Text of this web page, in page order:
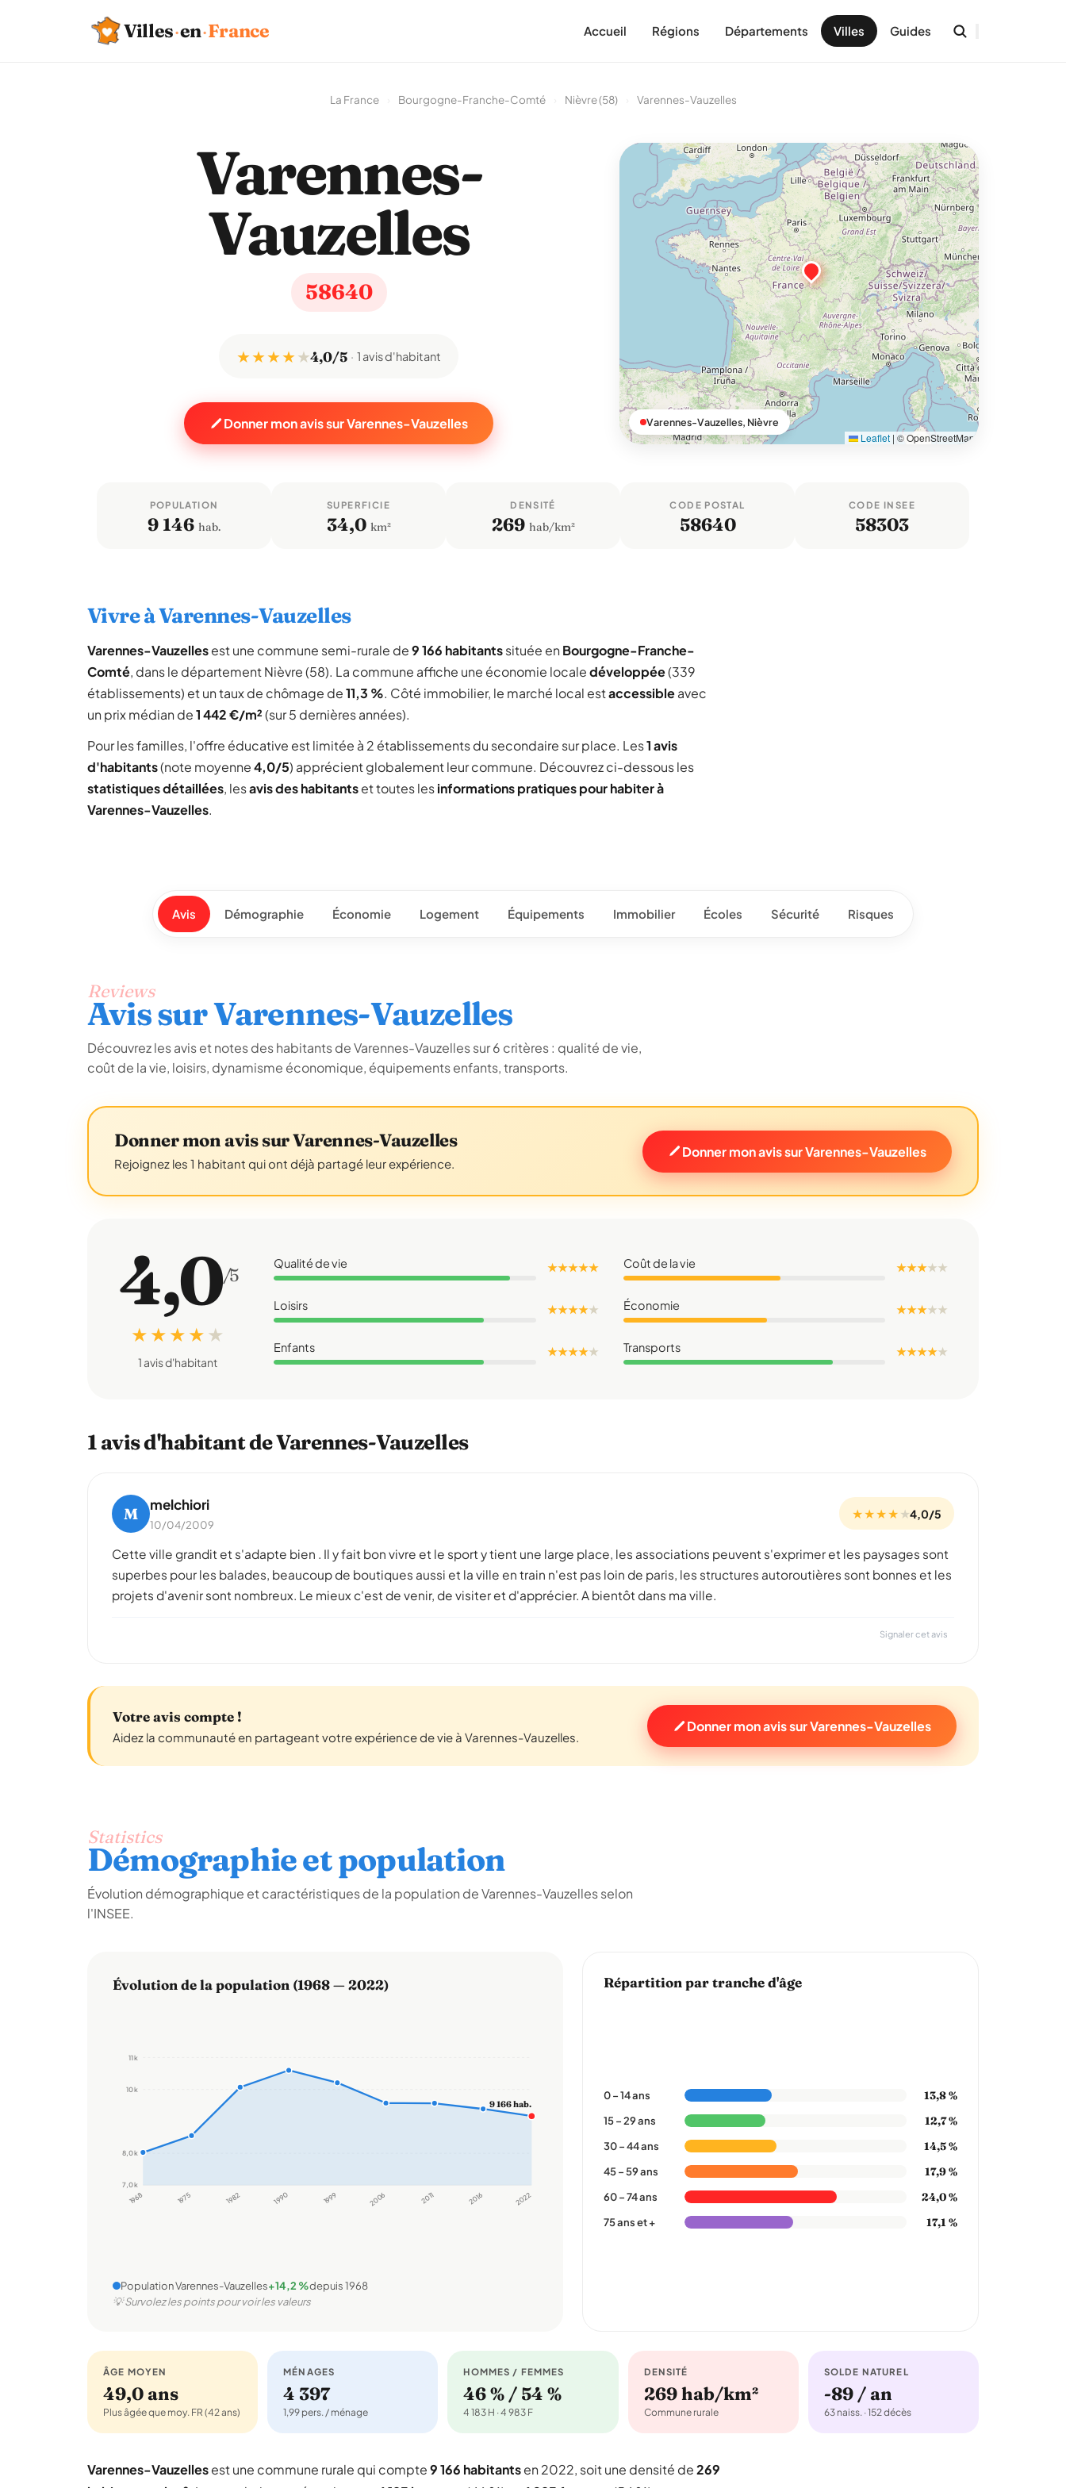
Villes·en·France Accueil Régions Départements Villes Guides
La France Bourgogne-Franche-Comté Nièvre (58) Varennes-Vauzelles
Varennes-
Vauzelles
58640
★ ★ ★ ★★4,0/5 1 avis d'habitant
Donner mon avis sur Varennes-Vauzelles
Leaflet | © OpenStreetMap
Varennes-Vauzelles, Nièvre
POPULATION
9 146 hab.
SUPERFICIE
34,0 km²
DENSITÉ
269 hab/km²
CODE POSTAL
58640
CODE INSEE
58303
Vivre à Varennes-Vauzelles
Varennes-Vauzellesest une commune semi-rurale de9 166 habitantssituée en Bourgogne-Franche-
Comté, dans le département Nièvre (58). La commune affiche une économie localedéveloppée(339
établissements) et un taux de chômage de11,3 %. Côté immobilier, le marché local estaccessibleavec
un prix médian de1 442 €/m²(sur 5 dernières années).
Pour les familles, l'offre éducative est limitée à 2 établissements du secondaire sur place. Les1 avis
d'habitants(note moyenne4,0/5) apprécient globalement leur commune. Découvrez ci-dessous les
statistiques détaillées, lesavis des habitantset toutes lesinformations pratiques pour habiter à
Varennes-Vauzelles.
Avis Démographie Économie Logement Équipements Immobilier Écoles Sécurité Risques
Reviews
Avis sur Varennes-Vauzelles
Découvrez les avis et notes des habitants de Varennes-Vauzelles sur 6 critères : qualité de vie,
coût de la vie, loisirs, dynamisme économique, équipements enfants, transports.
Donner mon avis sur Varennes-Vauzelles
Rejoignez les 1 habitant qui ont déjà partagé leur expérience.
Donner mon avis sur Varennes-Vauzelles
4,0/5
★ ★ ★ ★ ★
1 avis d'habitant
Qualité de vie ★ ★ ★ ★ ★ Coût de la vie ★ ★ ★★★
Loisirs ★ ★ ★ ★★ Économie ★ ★ ★★★
Enfants ★ ★ ★ ★★ Transports ★ ★ ★ ★★
1 avis d'habitant de Varennes-Vauzelles
M melchiori
10/04/2009
★ ★ ★ ★★4,0/5
Cette ville grandit et s'adapte bien . Il y fait bon vivre et le sport y tient une large place, les associations peuvent s'exprimer et les paysages sont
superbes pour les balades, beaucoup de boutiques aussi et la ville en train n'est pas loin de paris, les structures autoroutières sont bonnes et les
projets d'avenir sont nombreux. Le mieux c'est de venir, de visiter et d'apprécier. A bientôt dans ma ville.
Signaler cet avis
Votre avis compte !
Aidez la communauté en partageant votre expérience de vie à Varennes-Vauzelles.
Donner mon avis sur Varennes-Vauzelles
Statistics
Démographie et population
Évolution démographique et caractéristiques de la population de Varennes-Vauzelles selon
l'INSEE.
Évolution de la population (1968 — 2022)
7,0 k
8,0 k
10 k
11 k
1968 1975 1982 1990 1999 2006 2011 2016 2022
9 166 hab.
Population Varennes-Vauzelles+14,2 %depuis 1968
💡 Survolez les points pour voir les valeurs
Répartition par tranche d'âge
0 – 14 ans 13,8 %
15 – 29 ans 12,7 %
30 – 44 ans 14,5 %
45 – 59 ans 17,9 %
60 – 74 ans 24,0 %
75 ans et + 17,1 %
ÂGE MOYEN
49,0 ans
Plus âgée que moy. FR (42 ans)
MÉNAGES
4 397
1,99 pers. / ménage
HOMMES / FEMMES
46 % / 54 %
4 183 H · 4 983 F
DENSITÉ
269 hab/km²
Commune rurale
SOLDE NATUREL
-89 / an
63 naiss. · 152 décès
Varennes-Vauzellesest une commune rurale qui compte9 166 habitantsen 2022, soit une densité de269